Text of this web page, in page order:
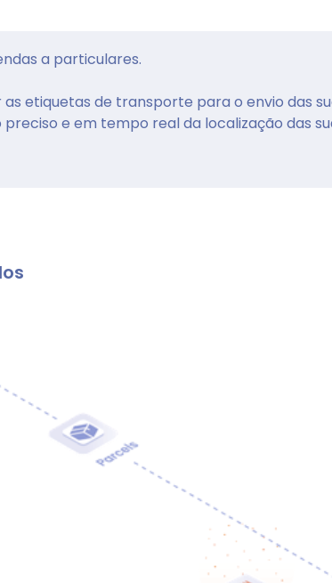
a particulares.
etiquetas de transporte para o envio das
e em tempo real da localização das